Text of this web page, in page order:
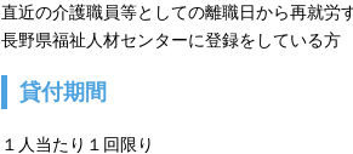
直近の介護職員等としての離職日から再就労
長野県福祉人材センターに登録をしている方
貸付期間
１人当たり１回限り